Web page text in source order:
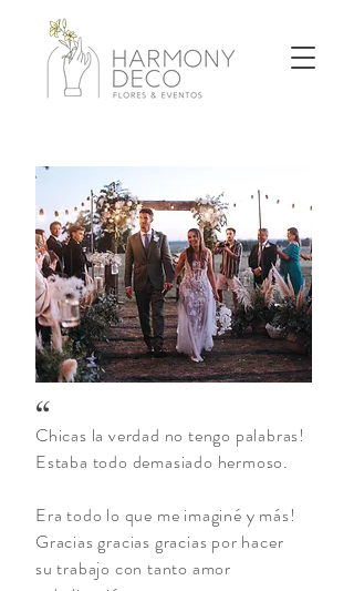
“
Chicas la verdad no tengo palabras!
Estaba todo demasiado hermoso.
Era todo lo que me imaginé y más!
Gracias gracias gracias por hacer
su trabajo con tanto amor